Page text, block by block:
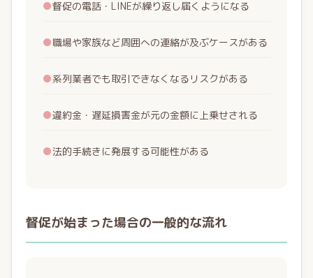
●督促の電話・LINEが繰り返し届くようになる
●職場や家族など周囲への連絡が及ぶケースがある
●系列業者でも取引できなくなるリスクがある
●違約金・遅延損害金が元の金額に上乗せされる
●法的手続きに発展する可能性がある
督促が始まった場合の一般的な流れ